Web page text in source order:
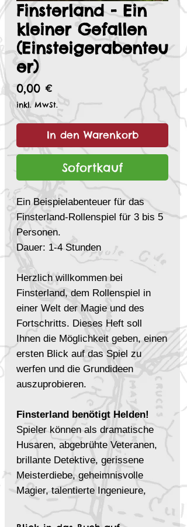
Finsterland - Ein
kleiner Gefallen
(Einsteigerabenteu
er)
0,00 €
inkl. MwSt.
In den Warenkorb
Sofortkauf
Ein Beispielabenteuer für das
Finsterland-Rollenspiel für 3 bis 5
Personen.
Dauer: 1-4 Stunden
Herzlich willkommen bei
Finsterland, dem Rollenspiel in
einer Welt der Magie und des
Fortschritts. Dieses Heft soll
Ihnen die Möglichkeit geben, einen
ersten Blick auf das Spiel zu
werfen und die Grundideen
auszuprobieren.
Finsterland benötigt Helden!
Spieler können als dramatische
Husaren, abgebrühte Veteranen,
brillante Detektive, gerissene
Meisterdiebe, geheimnisvolle
Magier, talentierte Ingenieure,
charmante Dilettanten, schillernde
Räuber oder bizarre Machinatoren